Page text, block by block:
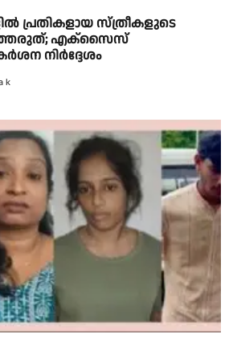
പ്രതികളായ സ്ത്രീകളുടെ
എക്‌സൈസ്
നിർദ്ദേശം
k